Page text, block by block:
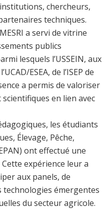
chercheurs,
techniques.
a servi de vitrine
publics
lesquels l’USSEIN, aux
ESEA, de l’ISEP de
a permis de valoriser
en lien avec
les étudiants
Élevage, Pêche,
ont effectué une
Cette expérience leur a
aux panels, de
émergentes
du secteur agricole.